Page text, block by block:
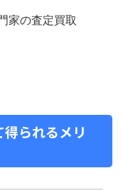
家の査定買取
られるメリ